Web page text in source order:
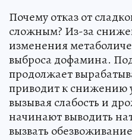
Почему отказ от
сложным? Из-за
изменения
выброса дофамина.
продолжает
приводит к снижению
вызывая слабость и
начинают выводить
вызвать